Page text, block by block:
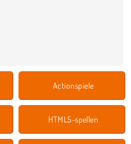
Actionspiele
HTML5-spellen